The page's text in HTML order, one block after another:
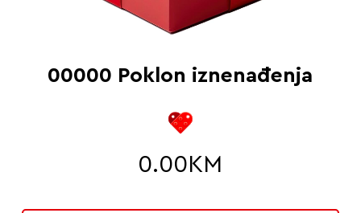
00000 Poklon iznenađenja
0.00 KM